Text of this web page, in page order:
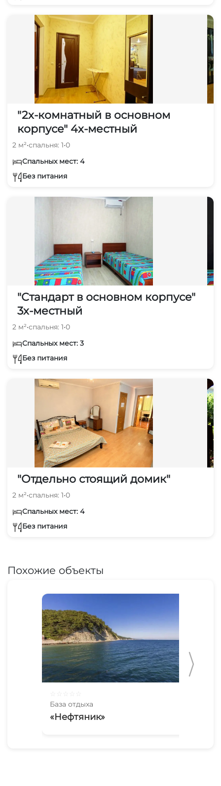
"2х-комнатный в основном
корпусе" 4х-местный
2 м²•спальня: 1•0
Спальных мест: 4
Без питания
"Стандарт в основном корпусе"
3х-местный
2 м²•спальня: 1•0
Спальных мест: 3
Без питания
"Отдельно стоящий домик"
2 м²•спальня: 1•0
Спальных мест: 4
Без питания
Похожие объекты
База отдыха
«Нефтяник»